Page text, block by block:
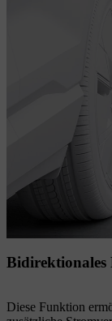
Bidirektionales
Diese Funktion